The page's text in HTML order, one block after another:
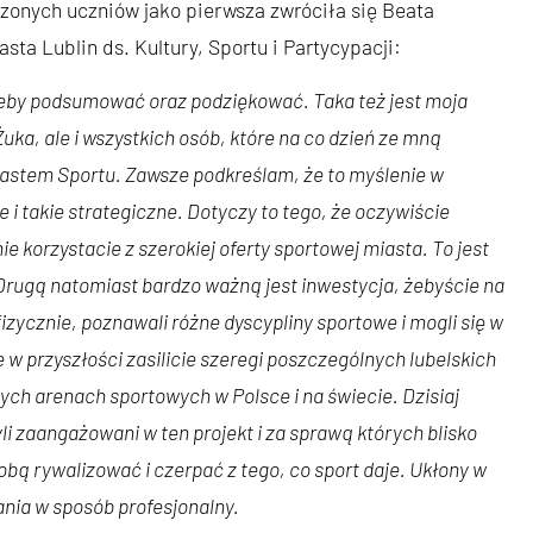
uczniów jako pierwsza zwróciła się Beata
Lublin ds. Kultury, Sportu i Partycypacji:
podsumować oraz podziękować. Taka też jest moja
ale i wszystkich osób, które na co dzień ze mną
Sportu. Zawsze podkreślam, że to myślenie w
i takie strategiczne. Dotyczy to tego, że oczywiście
korzystacie z szerokiej oferty sportowej miasta. To jest
natomiast bardzo ważną jest inwestycja, żebyście na
poznawali różne dyscypliny sportowe i mogli się w
przyszłości zasilicie szeregi poszczególnych lubelskich
arenach sportowych w Polsce i na świecie. Dzisiaj
zaangażowani w ten projekt i za sprawą których blisko
rywalizować i czerpać z tego, co sport daje. Ukłony w
w sposób profesjonalny.